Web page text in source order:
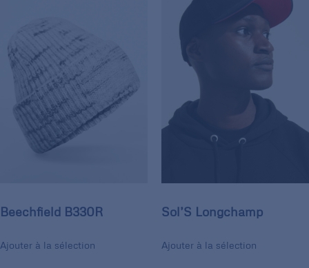
Beechfield B330R
Ajouter à la sélection
Sol’S Longchamp
Ajouter à la sélection